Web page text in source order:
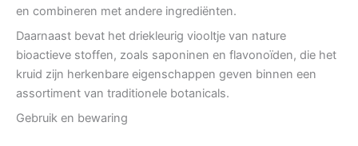
en combineren met andere ingrediënten.
Daarnaast bevat het driekleurig viooltje van nature
bioactieve stoffen, zoals saponinen en flavonoïden, die het
kruid zijn herkenbare eigenschappen geven binnen een
assortiment van traditionele botanicals.
Gebruik en bewaring